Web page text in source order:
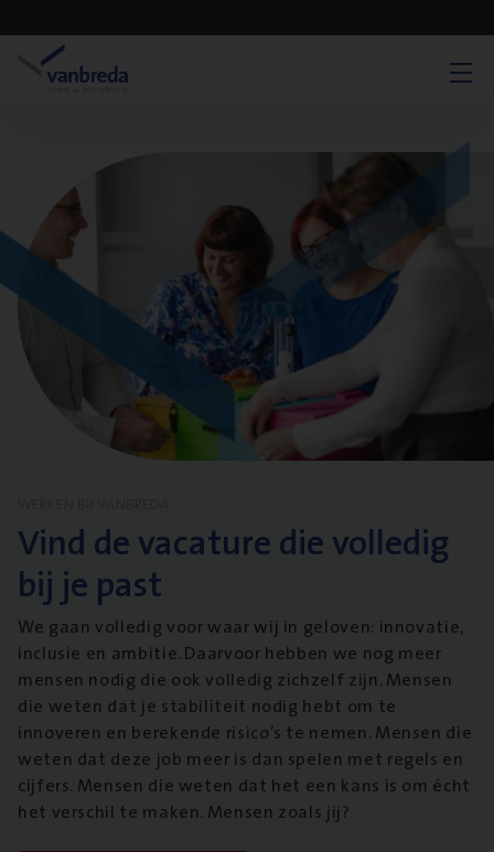
Vind de vacature die volledig
bij je past
We gaan volledig voor waar wij in geloven: innovatie,
inclusie en ambitie. Daarvoor hebben we nog meer
mensen nodig die ook volledig zichzelf zijn. Mensen
die weten dat je stabiliteit nodig hebt om te
innoveren en berekende risico’s te nemen. Mensen die
weten dat deze job meer is dan spelen met regels en
cijfers. Mensen die weten dat het een kans is om écht
het verschil te maken. Mensen zoals jij?